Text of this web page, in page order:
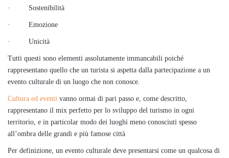
· Sostenibilità
· Emozione
· Unicità
Tutti questi sono elementi assolutamente immancabili poiché
rappresentano quello che un turista si aspetta dalla partecipazione a un
evento culturale di un luogo che non conosce.
Cultura ed eventi vanno ormai di pari passo e, come descritto,
rappresentano il mix perfetto per lo sviluppo del turismo in ogni
territorio, e in particolar modo dei luoghi meno conosciuti spesso
all’ombra delle grandi e più famose città
Per definizione, un evento culturale deve presentarsi come un qualcosa di